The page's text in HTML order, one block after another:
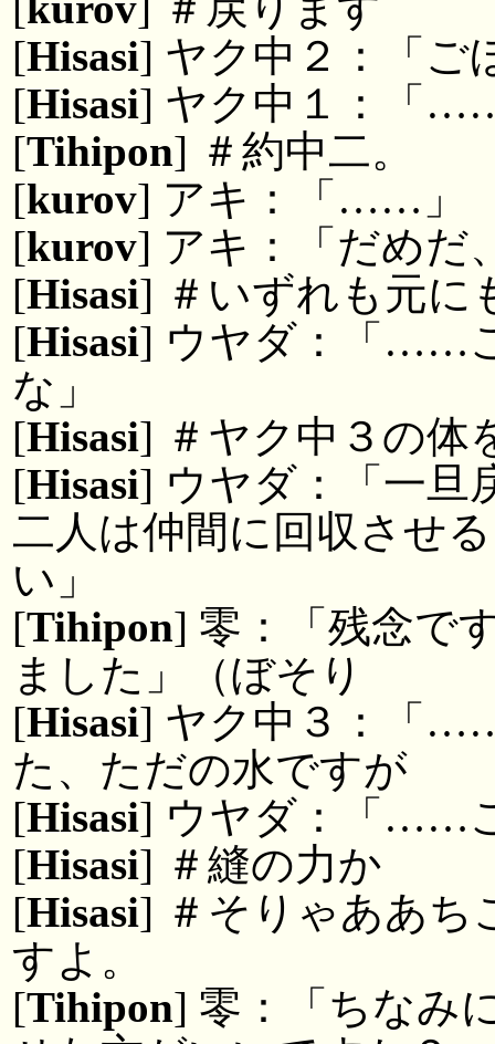
[Hisasi] ヤク中２：「ご
[Hisasi] ヤク中１：
[Tihipon] ＃約中二。
[kurov] アキ：「……」
[kurov] アキ：「だめだ
[Hisasi] ＃いずれも元に
[Hisasi] ウヤダ：「……
な」
[Hisasi] ＃ヤク中３の体
[Hisasi] ウヤダ：「一旦
二人は仲間に回収させ
い」
[Tihipon] 零：「残念で
ました」（ぼそり
[Hisasi] ヤク中３：「
た、ただの水ですが
[Hisasi] ウヤダ：「……
[Hisasi] ＃縫の力か
[Hisasi] ＃そりゃああち
すよ。
[Tihipon] 零：「ちなみ